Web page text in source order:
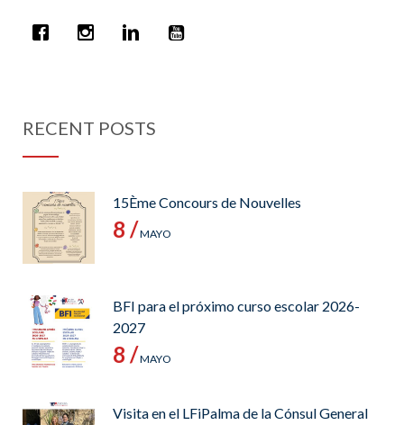
RECENT POSTS
15Ème Concours de Nouvelles
8 /MAYO
BFI para el próximo curso escolar 2026-
2027
8 /MAYO
Visita en el LFiPalma de la Cónsul General